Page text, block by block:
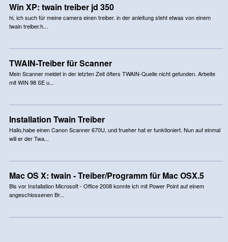
Win XP: twain treiber jd 350
hi, ich such für meine camera einen treiber. in der anleitung steht etwas von einem
twain treiber.h...
TWAIN-Treiber für Scanner
Mein Scanner meldet in der letzten Zeit öfters TWAIN-Quelle nicht gefunden. Arbeite
mit WIN 98 SE u...
Installation Twain Treiber
Hallo,habe einen Canon Scanner 670U, und frueher hat er funktioniert. Nun auf einmal
will er der Twa...
Mac OS X: twain - Treiber/Programm für Mac OSX.5
Bis vor Installation Microsoft - Office 2008 konnte ich mit Power Point auf einem
angeschlossenen Br...